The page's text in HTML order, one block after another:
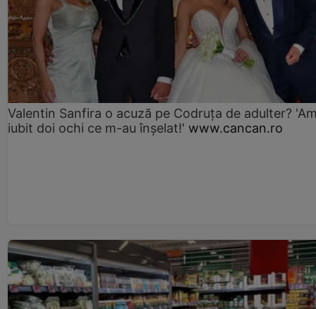
Valentin Sanfira o acuză pe Codruța de adulter?
iubit doi ochi ce m-au înșelat!' www.cancan.ro